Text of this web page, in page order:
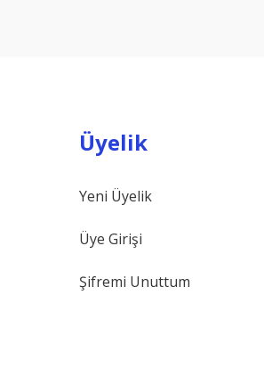
Üyelik
Yeni Üyelik
Üye Girişi
Şifremi Unuttum